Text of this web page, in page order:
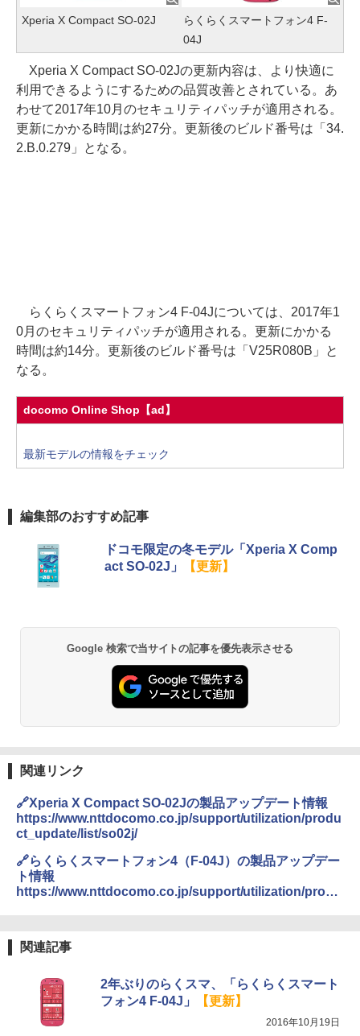
Xperia X Compact SO-02J
らくらくスマートフォン4 F-
04J
Xperia X Compact SO-02Jの更新内容は、より快適に
利用できるようにするための品質改善とされている。あ
わせて2017年10月のセキュリティパッチが適用される。
更新にかかる時間は約27分。更新後のビルド番号は「34.
2.B.0.279」となる。
らくらくスマートフォン4 F-04Jについては、2017年1
0月のセキュリティパッチが適用される。更新にかかる
時間は約14分。更新後のビルド番号は「V25R080B」と
なる。
docomo Online Shop【ad】
最新モデルの情報をチェック
編集部のおすすめ記事
ドコモ限定の冬モデル「Xperia X Comp
act SO-02J」
【更新】
Google 検索で当サイトの記事を優先表示させる
関連リンク
🔗Xperia X Compact SO-02Jの製品アップデート情報
https://www.nttdocomo.co.jp/support/utilization/produ
ct_update/list/so02j/
🔗らくらくスマートフォン4（F-04J）の製品アップデー
ト情報
https://www.nttdocomo.co.jp/support/utilization/produ
関連記事
2年ぶりのらくスマ、「らくらくスマート
フォン4 F-04J」
【更新】
2016年10月19日